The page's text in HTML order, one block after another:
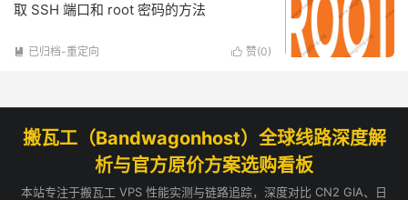
取 SSH 端口和 root 密码的方法
 赞(0)
 已归档-重定向
搬瓦工（Bandwagonhost）全球线路深度解
析与官方原价方案选购看板
本站专注于搬瓦工 VPS 性能实测与链路追踪，深度对比 CN2 GIA、日